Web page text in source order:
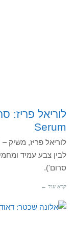
Serum
לוריאל פריז, משיק
סרום').
קרא עוד ←